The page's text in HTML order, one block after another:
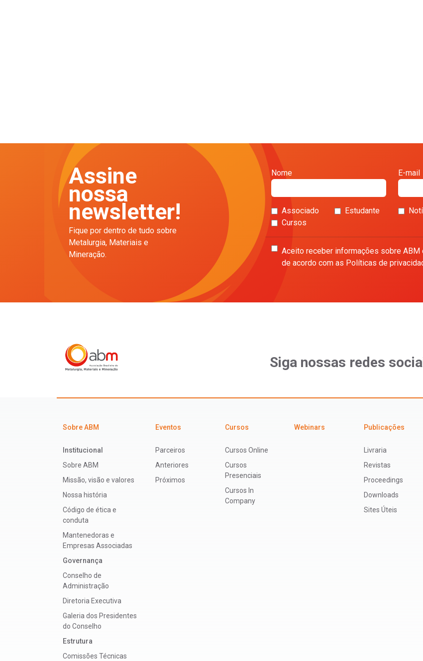
Assine
nossa
newsletter!
Fique por dentro de tudo sobre
Metalurgia, Materiais e
Mineração.
Nome E-mail
Associado Estudante
Cursos
Aceito receber informações sobre ABM
de acordo com as Políticas de
Siga nossas redes
Sobre ABM
Institucional
Sobre ABM
Missão, visão e valores
Nossa história
Código de ética e
conduta
Mantenedoras e
Empresas Associadas
Governança
Conselho de
Administração
Diretoria Executiva
Galeria dos Presidentes
do Conselho
Estrutura
Comissões Técnicas
Eventos
Parceiros
Anteriores
Próximos
Cursos
Cursos Online
Cursos
Presenciais
Cursos In
Company
Webinars Publicações
Livraria
Revistas
Proceedings
Downloads
Sites Úteis